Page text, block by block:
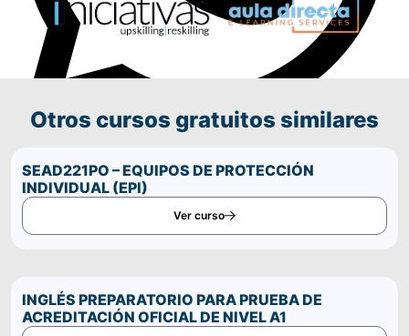
Otros cursos gratuitos similares
SEAD221PO – EQUIPOS DE PROTECCIÓN
INDIVIDUAL (EPI)
Ver curso
INGLÉS PREPARATORIO PARA PRUEBA DE
ACREDITACIÓN OFICIAL DE NIVEL A1